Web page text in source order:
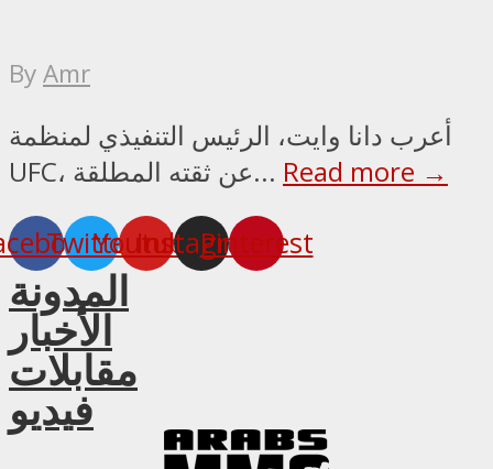
ByAmr
أعرب دانا وايت، الرئيس التنفيذي لمنظمة
UFC، عن ثقته المطلقة... Read more →
TwitterYoutube
Instagram
Pinterest
المدونة
الأخبار
مقابلات
فيديو